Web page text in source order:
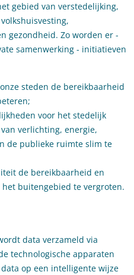
gebied van verstedelijking,
gezondheid. Zo worden er -
samenwerking - initiatieven
steden de bereikbaarheid
voor het stedelijk
verlichting, energie,
de publieke ruimte slim te
de bereikbaarheid en
buitengebied te vergroten.
data verzameld via
technologische apparaten
data op een intelligente wijze